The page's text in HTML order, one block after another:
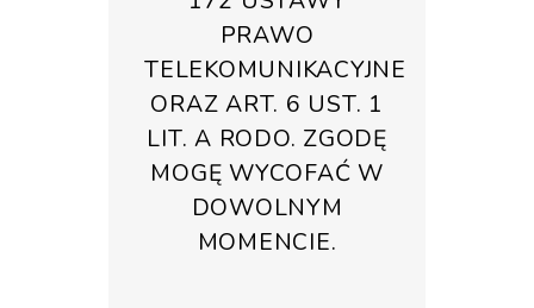
PRAWO
TELEKOMUNIKACYJNE
ORAZ ART. 6 UST. 1
LIT. A RODO. ZGODĘ
MOGĘ WYCOFAĆ W
DOWOLNYM
MOMENCIE.